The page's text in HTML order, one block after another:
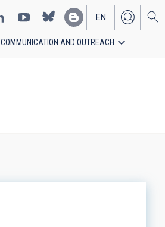
EN
ES
COMMUNICATION AND OUTREACH